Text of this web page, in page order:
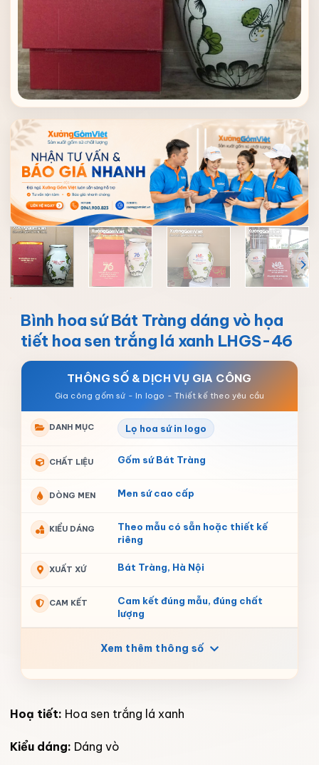
Bình hoa sứ Bát Tràng dáng vò họa
tiết hoa sen trắng lá xanh LHGS-46
THÔNG SỐ & DỊCH VỤ GIA CÔNG
DANH MỤC Lọ hoa sứ in logo
CHẤT LIỆU Gốm sứ Bát Tràng
DÒNG MEN Men sứ cao cấp
KIỂU DÁNG
Theo mẫu có sẵn hoặc thiết kế
riêng
XUẤT XỨ Bát Tràng, Hà Nội
CAM KẾT
Cam kết đúng mẫu, đúng chất
lượng
Xem thêm thông số
Hoạ tiết: Hoa sen trắng lá xanh
Kiểu dáng: Dáng vò